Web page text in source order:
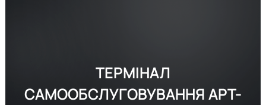
ТЕРМІНАЛ
САМООБСЛУГОВУВАННЯ APT-